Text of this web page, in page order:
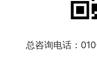
总咨询电话：